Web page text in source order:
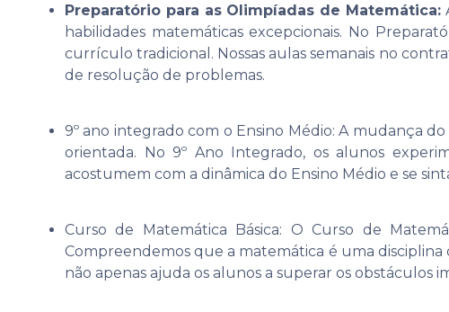
Preparatório para as Olimpíadas de Matemática:
habilidades matemáticas excepcionais. No
currículo tradicional. Nossas aulas semanais no
de resolução de problemas.
9º ano integrado com o Ensino Médio: A mudança
orientada. No 9º Ano Integrado, os alunos
acostumem com a dinâmica do Ensino Médio e se
Curso de Matemática Básica: O Curso de
Compreendemos que a matemática é uma disciplina
não apenas ajuda os alunos a superar os